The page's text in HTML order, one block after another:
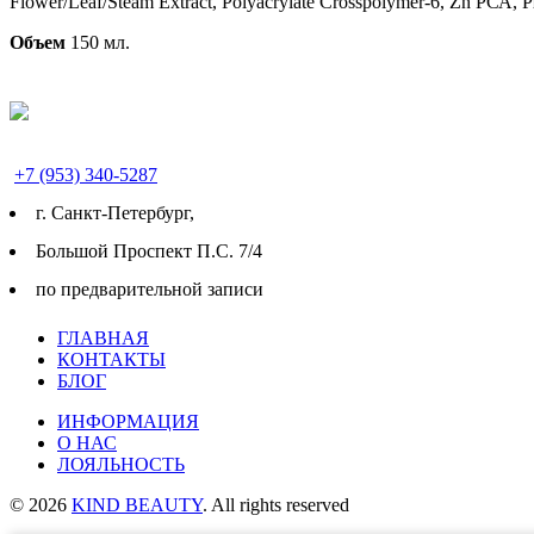
Объем 150 мл.
+7 (953) 340-5287
г. Cанкт-Петербург,
Большой Проспект П.С. 7/4
по предварительной записи
ГЛАВНАЯ
КОНТАКТЫ
БЛОГ
ИНФОРМАЦИЯ
О НАС
ЛОЯЛЬНОСТЬ
© 2026 KIND BEAUTY. All rights reserved